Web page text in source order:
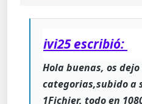
ivi25 escribió:
Hola buenas, os
categorias,subido a
1Fichier, todo en